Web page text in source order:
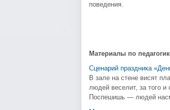
поведения.
Материалы по
Сценарий праздника
В зале на стене висят
людей веселит, за того и
Поспешишь — людей